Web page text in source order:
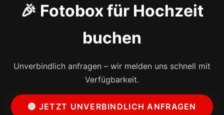
🎉 Fotobox für Hochzeit
buchen
Unverbindlich anfragen – wir melden uns schnell mit
Verfügbarkeit.
🔴 JETZT UNVERBINDLICH ANFRAGEN